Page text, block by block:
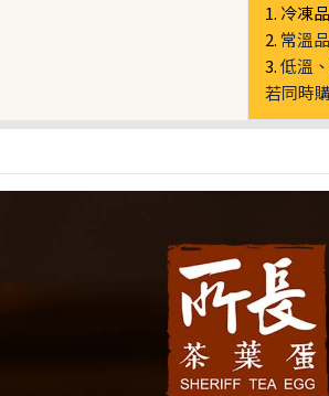
1. 冷凍
2. 常溫
3.低溫
若同時